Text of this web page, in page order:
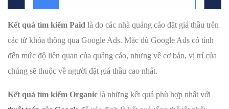
Kết quả tìm kiếm Paid là do các nhà quảng cáo đặt giá thầu trên
các từ khóa thông qua Google Ads. Mặc dù Google Ads có tính
đến mức độ liên quan của quảng cáo, nhưng về cơ bản, vị trí của
chúng sẽ thuộc về người đặt giá thầu cao nhất.
Kết quả tìm kiếm Organic là những kết quả phù hợp nhất với